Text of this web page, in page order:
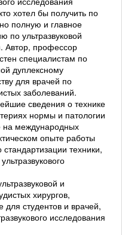
хотел бы получить по
полную и главное
по ультразвуковой
Автор, профессор
специалистам по
дуплексному
для врачей по
заболеваний.
сведения о технике
нормы и патологии
на международных
опыте работы
техники,
и
хирургов,
для студентов и врачей,
исследования